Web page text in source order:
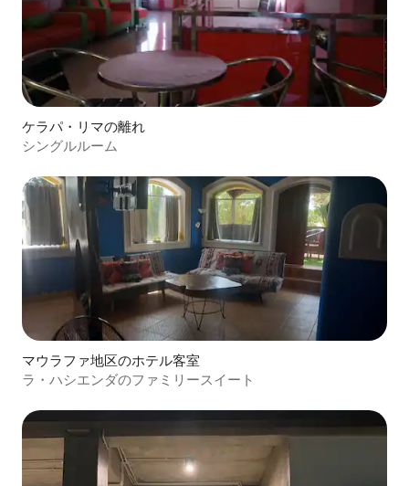
ケラパ・リマの離れ
シングルルーム
マウラファ地区のホテル客室
ラ・ハシエンダのファミリースイート